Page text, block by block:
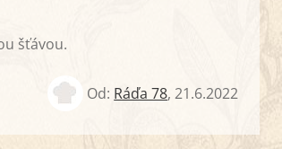
šťávou.
Od: Ráďa 78,21.6.2022